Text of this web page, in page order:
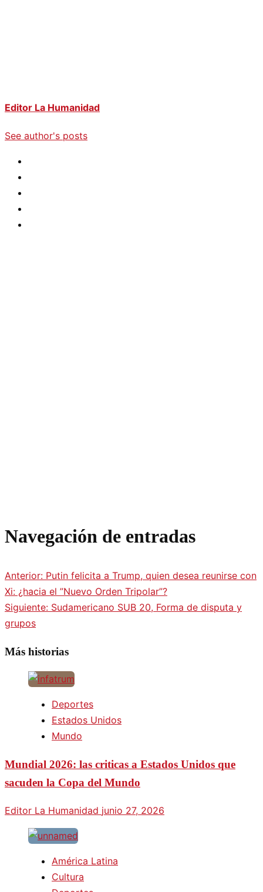
Editor La Humanidad
See author's posts
Navegación de entradas
Anterior: Putin felicita a Trump, quien desea reunirse con
Xi: ¿hacia el ”Nuevo Orden Tripolar”?
Siguiente: Sudamericano SUB 20, Forma de disputa y
grupos
Más historias
Deportes
Estados Unidos
Mundo
Mundial 2026: las criticas a Estados Unidos que
sacuden la Copa del Mundo
Editor La Humanidad junio 27, 2026
América Latina
Cultura